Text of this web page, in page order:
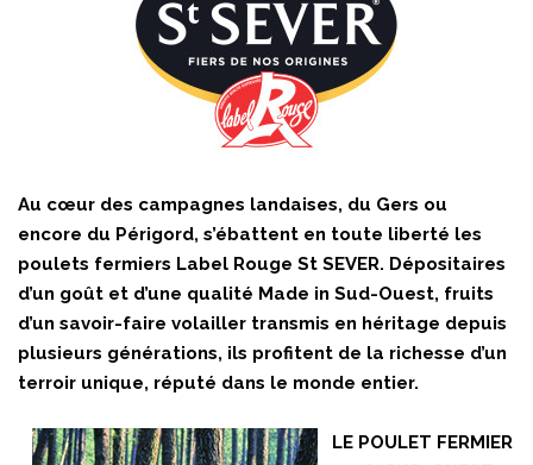
Au cœur des campagnes landaises, du Gers ou
encore du Périgord, s’ébattent en toute liberté les
poulets fermiers Label Rouge St SEVER. Dépositaires
d’un goût et d’une qualité Made in Sud-Ouest, fruits
d’un savoir-faire volailler transmis en héritage depuis
plusieurs générations, ils profitent de la richesse d’un
terroir unique, réputé dans le monde entier.
LE POULET FERMIER